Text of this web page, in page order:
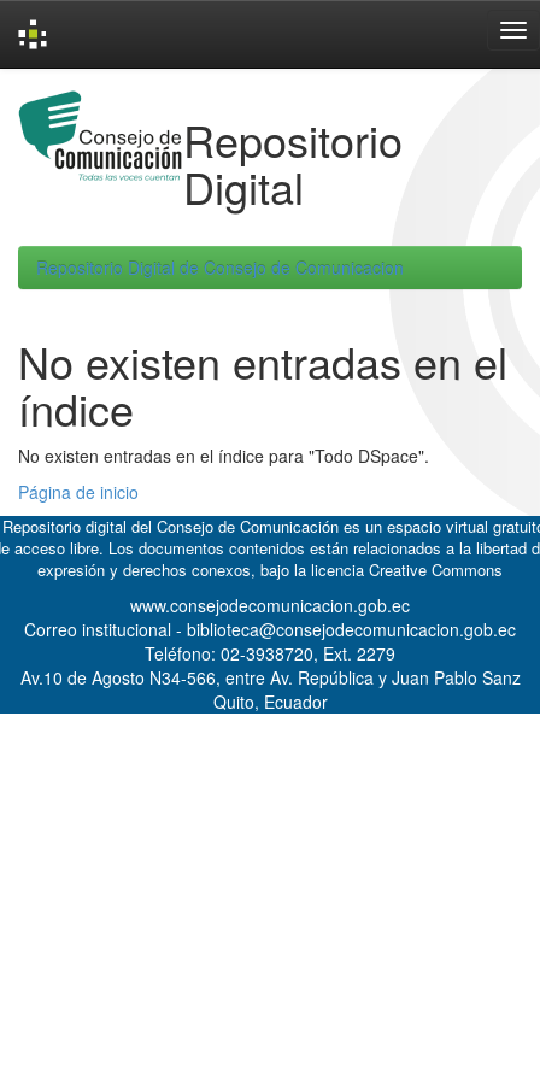
navigation
Repositorio
Digital
Repositorio Digital de Consejo de Comunicacion
No existen entradas en el
índice
No existen entradas en el índice para "Todo DSpace".
Página de inicio
digital del Consejo de Comunicación es un espacio virtual
acceso libre. Los documentos contenidos están relacionados a la libertad
expresión y derechos conexos, bajo la licencia Creative Commons
www.consejodecomunicacion.gob.ec
Correo institucional - biblioteca@consejodecomunicacion.gob.ec
Teléfono: 02-3938720, Ext. 2279
Av.10 de Agosto N34-566, entre Av. República y Juan Pablo Sanz
Quito, Ecuador